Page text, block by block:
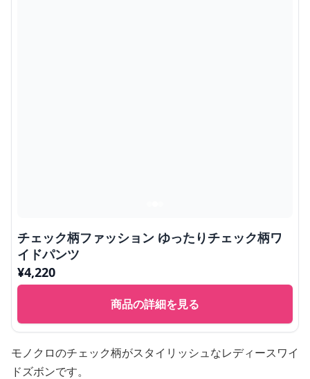
チェック柄ファッション ゆったりチェック柄ワ
イドパンツ
¥4,220
商品の詳細を見る
モノクロのチェック柄がスタイリッシュなレディースワイ
ドズボンです。